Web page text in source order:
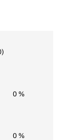
0 %
0 %